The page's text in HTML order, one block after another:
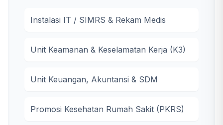
Instalasi IT / SIMRS & Rekam Medis
Unit Keamanan & Keselamatan Kerja (K3)
Unit Keuangan, Akuntansi & SDM
Promosi Kesehatan Rumah Sakit (PKRS)